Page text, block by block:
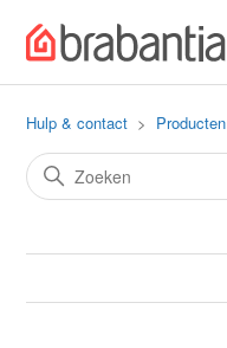
Hulp & contact Producten